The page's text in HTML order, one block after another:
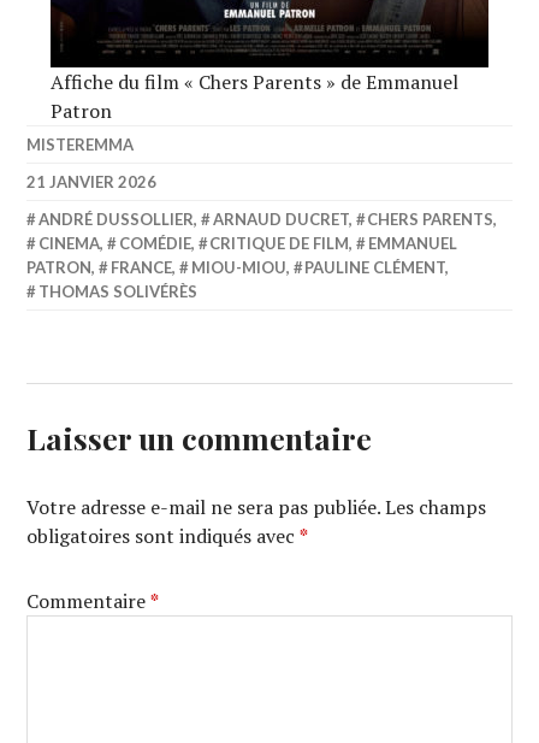
Affiche du film « Chers Parents » de Emmanuel
Patron
MISTEREMMA
21 JANVIER 2026
ANDRÉ DUSSOLLIER, ARNAUD DUCRET, CHERS PARENTS,
CINEMA, COMÉDIE, CRITIQUE DE FILM,
EMMANUEL
PATRON, FRANCE, MIOU-MIOU, PAULINE CLÉMENT,
THOMAS SOLIVÉRÈS
Laisser un commentaire
Votre adresse e-mail ne sera pas publiée. Les champs
obligatoires sont indiqués avec*
Commentaire*